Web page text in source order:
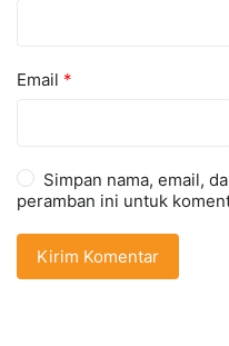
Email *
Simpan nama, email,
peramban ini untuk